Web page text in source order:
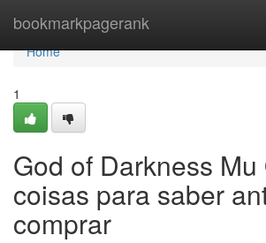
bookmarkpagerank
Home
Home
1
God of Darkness Mu
coisas para saber
comprar